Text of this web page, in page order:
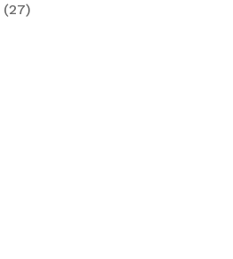
(27)